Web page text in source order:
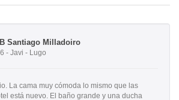
Santiago Milladoiro
- Javi - Lugo
La cama muy cómoda lo mismo que las
está nuevo. El baño grande y una ducha